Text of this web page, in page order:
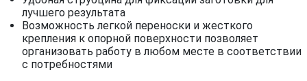
лучшего результата
Возможность легкой переноски и жесткого
крепления к опорной поверхности позволяет
организовать работу в любом месте в соответствии
с потребностями